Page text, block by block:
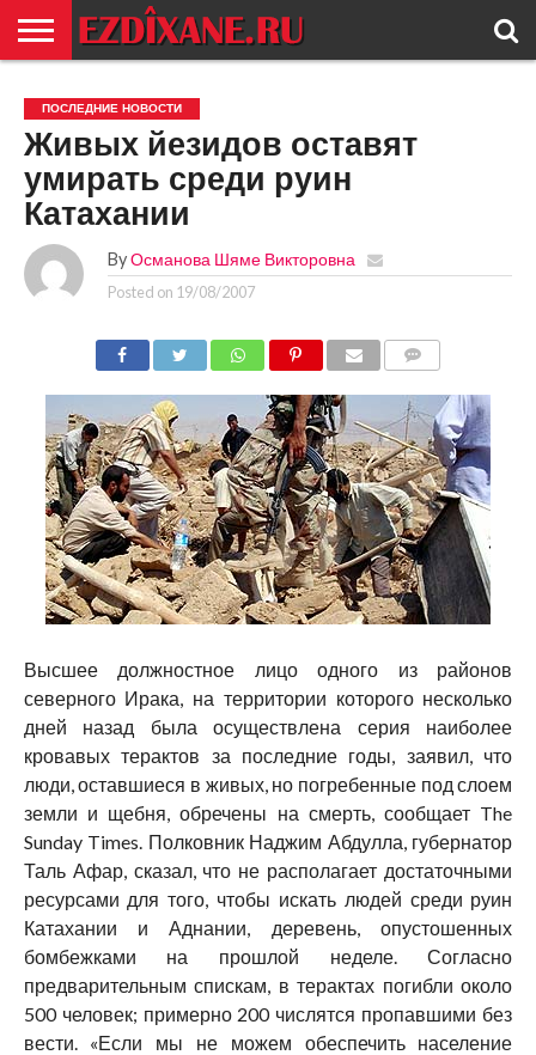
ЕЗИДИЗМ
НОВОСТИ
ИСТОРИЯ
КУЛЬТУРА
КОНТАКТ
ПОСЛЕДНИЕ НОВОСТИ
Живых йезидов оставят
умирать среди руин
Катахании
By Османова Шяме Викторовна
Posted on 19/08/2007
Высшее должностное лицо одного из районов
северного Ирака, на территории которого несколько
дней назад была осуществлена серия наиболее
кровавых терактов за последние годы, заявил, что
люди, оставшиеся в живых, но погребенные под слоем
земли и щебня, обречены на смерть, сообщает The
Sunday Times. Полковник Наджим Абдулла, губернатор
Таль Афар, сказал, что не располагает достаточными
ресурсами для того, чтобы искать людей среди руин
Катахании и Аднании, деревень, опустошенных
бомбежками на прошлой неделе. Согласно
предварительным спискам, в терактах погибли около
500 человек; примерно 200 числятся пропавшими без
вести. «Если мы не можем обеспечить население